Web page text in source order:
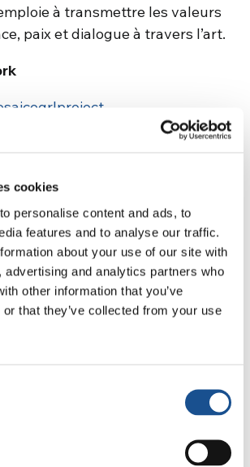
cookies
personalise content and ads, to
features and to analyse our traffic.
about your use of our site with
advertising and analytics partners who
other information that you’ve
that they’ve collected from your use
à transmettre les valeurs
paix et dialogue à travers l’art.
d’une mosaïque
cette vidéo, il est
d’activer tous les cookies